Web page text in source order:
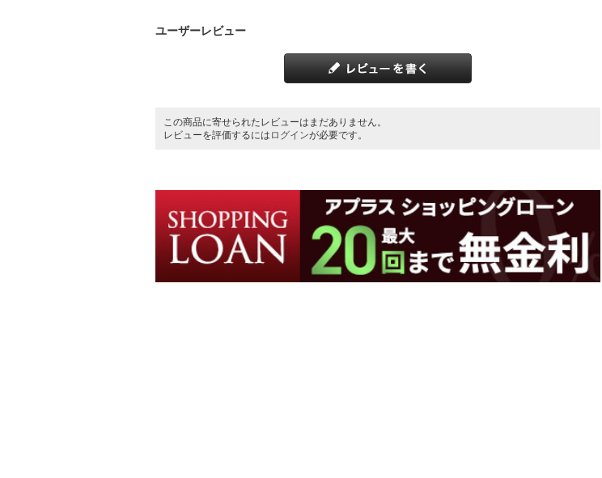
ユーザーレビュー
この商品に寄せられたレビューはまだありません。
レビューを評価するには ログインが必要です。